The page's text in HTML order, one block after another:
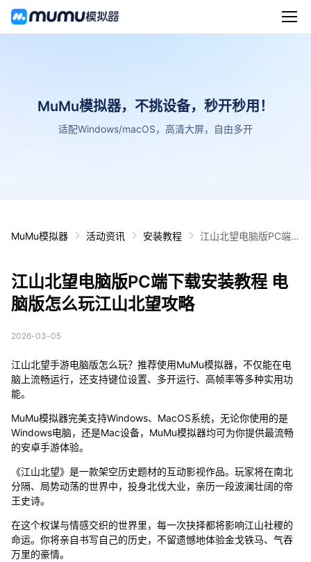
MuMu模拟器，不挑设备，秒开秒用！
适配Windows/macOS，高清大屏，自由多开
MuMu模拟器 活动资讯 安装教程
江山北望电脑版PC端
江山北望电脑版PC端下载安装教程 电
脑版怎么玩江山北望攻略
2026-03-05
江山北望手游电脑版怎么玩？推荐使用MuMu模拟器，不仅能在电
脑上流畅运行，还支持键位设置、多开运行、高帧率等多种实用功
能。
MuMu模拟器完美支持Windows、MacOS系统，无论你使用的是
Windows电脑，还是Mac设备，MuMu模拟器均可为你提供最流畅
的安卓手游体验。
《江山北望》是一款架空历史题材的互动影视作品。玩家将在南北
分隔、局势动荡的世界中，投身北伐大业，亲历一段波澜壮阔的帝
王史诗。
在这个权谋与情感交织的世界里，每一次抉择都将影响江山社稷的
命运。你将亲自书写自己的历史，不留遗憾地体验金戈铁马、气吞
万里的豪情。